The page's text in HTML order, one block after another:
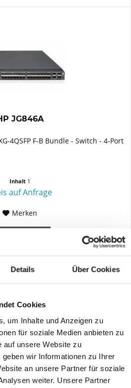
Details Über Cookies
Cookies
um Inhalte und Anzeigen zu
für soziale Medien anbieten zu
auf unsere Website zu
wir Informationen zu Ihrer
an unsere Partner für soziale
weiter. Unsere Partner
JG846A
4QSFP F-B Bundle - Switch - 4-Port
Inhalt 1
auf Anfrage
Merken